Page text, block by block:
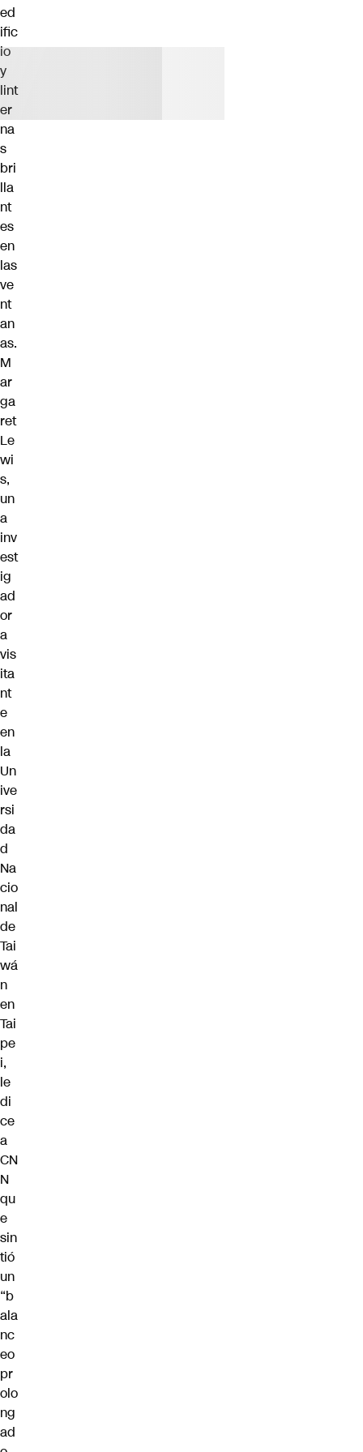
ed
ific
io
y
lint
er
na
s
bri
lla
nt
es
en
las
ve
nt
an
as.
M
ar
ga
ret
Le
wi
s,
un
a
inv
est
ig
ad
or
a
vis
ita
nt
e
en
la
Un
ive
rsi
da
d
Na
cio
nal
de
Tai
wá
n
en
Tai
pe
i,
le
di
ce
a
CN
N
qu
e
sin
tió
un
“b
ala
nc
eo
pr
olo
ng
ad